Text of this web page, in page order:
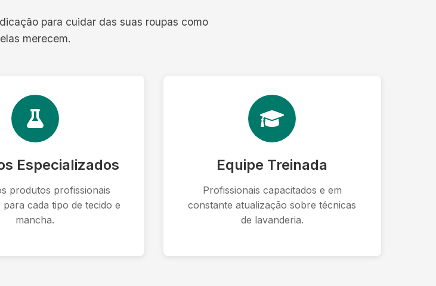
para cuidar das suas roupas como
elas merecem.
Especializados
produtos profissionais
cada tipo de tecido e
mancha.
Equipe Treinada
Profissionais capacitados e em
constante atualização sobre técnicas
de lavanderia.